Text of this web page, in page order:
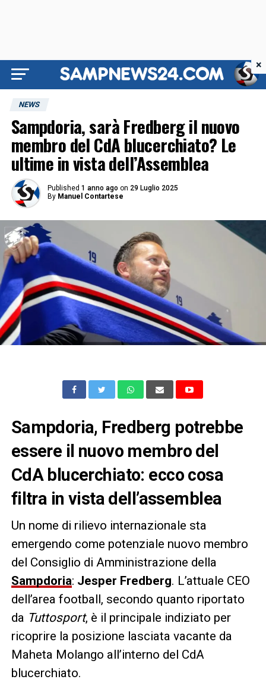
NEWS
Sampdoria, sarà Fredberg il nuovo
membro del CdA blucerchiato? Le
ultime in vista dell’Assemblea
Published 1 anno ago on 29 Luglio 2025
By Manuel Contartese
Sampdoria, Fredberg potrebbe
essere il nuovo membro del
CdA blucerchiato: ecco cosa
filtra in vista dell’assemblea
Un nome di rilievo internazionale sta
emergendo come potenziale nuovo membro
del Consiglio di Amministrazione della
Sampdoria: Jesper Fredberg. L’attuale CEO
dell’area football, secondo quanto riportato
da Tuttosport, è il principale indiziato per
ricoprire la posizione lasciata vacante da
Maheta Molango all’interno del CdA
blucerchiato.
×